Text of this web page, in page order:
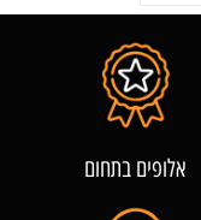
אלופים בתחום